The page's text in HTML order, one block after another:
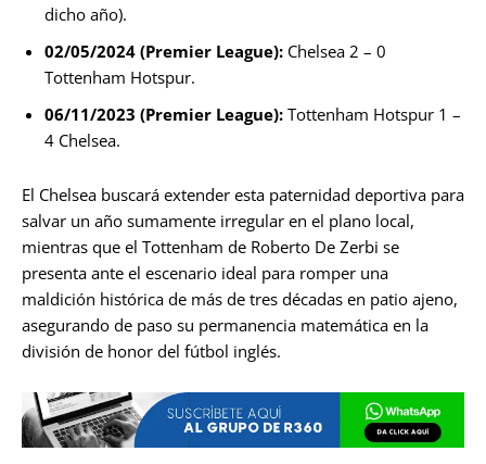
dicho año).
02/05/2024 (Premier League): Chelsea 2 – 0
Tottenham Hotspur.
06/11/2023 (Premier League): Tottenham Hotspur 1 –
4 Chelsea.
El Chelsea buscará extender esta paternidad deportiva para
salvar un año sumamente irregular en el plano local,
mientras que el Tottenham de Roberto De Zerbi se
presenta ante el escenario ideal para romper una
maldición histórica de más de tres décadas en patio ajeno,
asegurando de paso su permanencia matemática en la
división de honor del fútbol inglés.